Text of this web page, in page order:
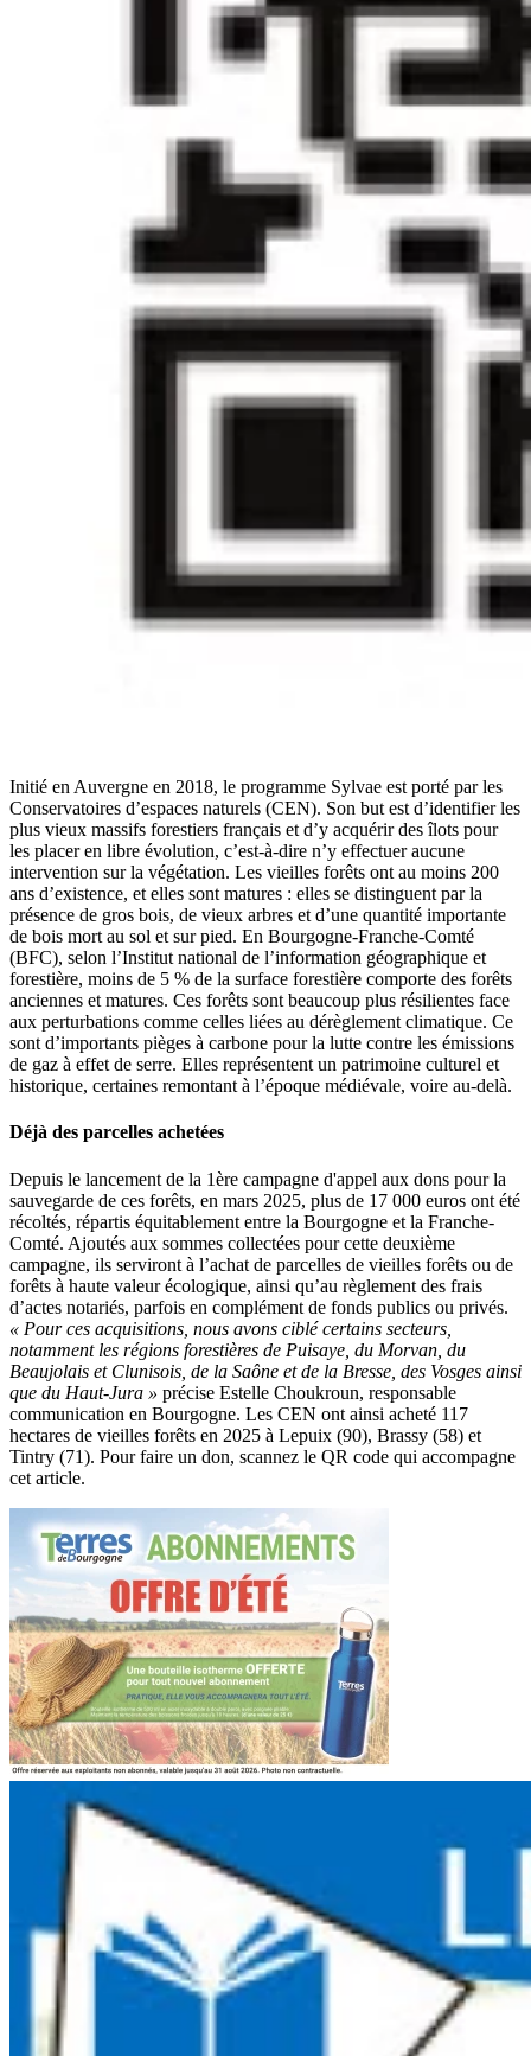
Initié en Auvergne en 2018, le programme Sylvae est porté par les
Conservatoires d’espaces naturels (CEN). Son but est d’identifier les
plus vieux massifs forestiers français et d’y acquérir des îlots pour
les placer en libre évolution, c’est-à-dire n’y effectuer aucune
intervention sur la végétation. Les vieilles forêts ont au moins 200
ans d’existence, et elles sont matures : elles se distinguent par la
présence de gros bois, de vieux arbres et d’une quantité importante
de bois mort au sol et sur pied. En Bourgogne-Franche-Comté
(BFC), selon l’Institut national de l’information géographique et
forestière, moins de 5 % de la surface forestière comporte des forêts
anciennes et matures. Ces forêts sont beaucoup plus résilientes face
aux perturbations comme celles liées au dérèglement climatique. Ce
sont d’importants pièges à carbone pour la lutte contre les émissions
de gaz à effet de serre. Elles représentent un patrimoine culturel et
historique, certaines remontant à l’époque médiévale, voire au-delà.
Déjà des parcelles achetées
Depuis le lancement de la 1ère campagne d'appel aux dons pour la
sauvegarde de ces forêts, en mars 2025, plus de 17 000 euros ont été
récoltés, répartis équitablement entre la Bourgogne et la Franche-
Comté. Ajoutés aux sommes collectées pour cette deuxième
campagne, ils serviront à l’achat de parcelles de vieilles forêts ou de
forêts à haute valeur écologique, ainsi qu’au règlement des frais
d’actes notariés, parfois en complément de fonds publics ou privés.
« Pour ces acquisitions, nous avons ciblé certains secteurs,
notamment les régions forestières de Puisaye, du Morvan, du
Beaujolais et Clunisois, de la Saône et de la Bresse, des Vosges ainsi
que du Haut-Jura » précise Estelle Choukroun, responsable
communication en Bourgogne. Les CEN ont ainsi acheté 117
hectares de vieilles forêts en 2025 à Lepuix (90), Brassy (58) et
Tintry (71). Pour faire un don, scannez le QR code qui accompagne
cet article.